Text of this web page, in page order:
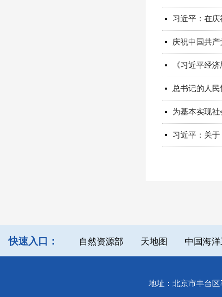
넷 习近平：在
넷 庆祝中国共
넷 《习近平经
넷 总书记的人
넷
넷 习近平：关
地址：北京市丰台
快速入口： 自然资源部 天地图 中国海